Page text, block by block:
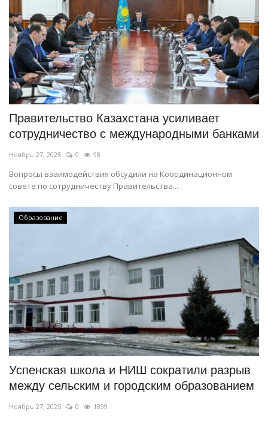
Правительство Казахстана усиливает
сотрудничество с международными банками
Ноябрь 27, 2025 0 98
Вопросы взаимодействия обсудили на Координационном
совете по сотрудничеству Правительства...
Образование
Успенская школа и НИШ сократили разрыв
между сельским и городским образованием
Ноябрь 27, 2025 0 1899